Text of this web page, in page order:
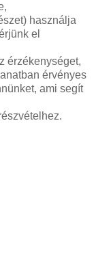
használja
el
érzékenységet,
érvényes
ami segít